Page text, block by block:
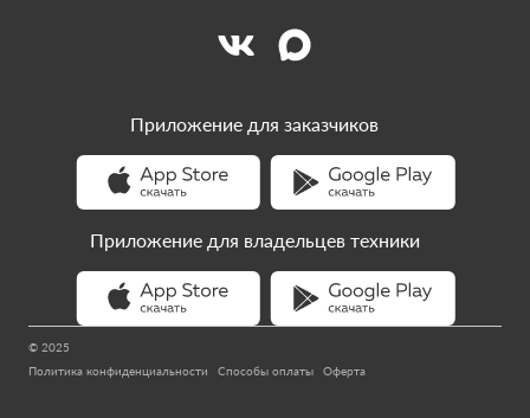
© 2025
Политика конфиденциальности
Способы оплаты Оферта
Приложение для заказчиков
Приложение для владельцев техники